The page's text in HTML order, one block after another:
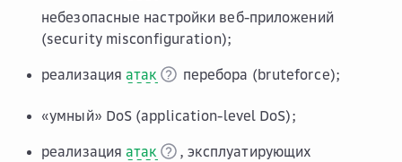
небезопасные настройки веб-приложений
(security misconfiguration);
реализацияатак перебора (bruteforce);
«умный» DoS (application-level DoS);
реализацияатак
, эксплуатирующих